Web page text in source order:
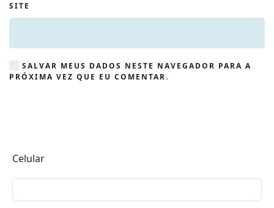
SITE
SALVAR MEUS DADOS NESTE NAVEGADOR PARA A
PRÓXIMA VEZ QUE EU COMENTAR.
Celular